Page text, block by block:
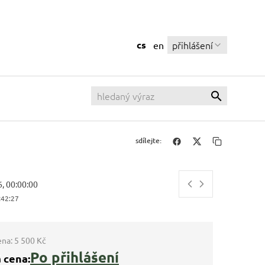
cs en přihlášení
sdílejte:
00:00:00
5 500 Kč
cena:Po přihlášení